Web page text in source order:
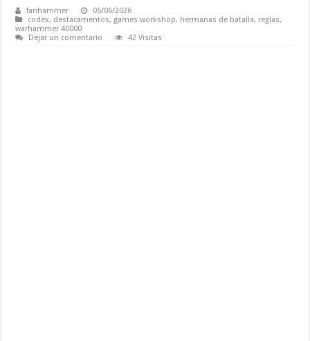
fanhammer
05/06/2026
codex, destacamentos, games workshop, hermanas de batalla, reglas,
warhammer 40000
Dejar un comentario
42 Visitas